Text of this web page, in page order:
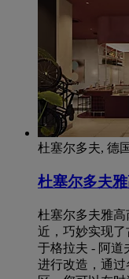
杜塞尔多夫, 德国
杜塞尔多夫
杜塞尔多夫雅
近，巧妙实现
于格拉夫 - 阿道
进行改造，通